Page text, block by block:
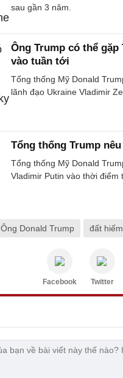
sau gần 3 năm.
Ông Trump có thể
vào tuần tới
Tổng thống Mỹ Donald
lãnh đạo Ukraine Vladimir
Tổng thống Trump
Tổng thống Mỹ Donald
Vladimir Putin vào thời điểm
Ông Donald Trump đất hiếm
Facebook Twitter